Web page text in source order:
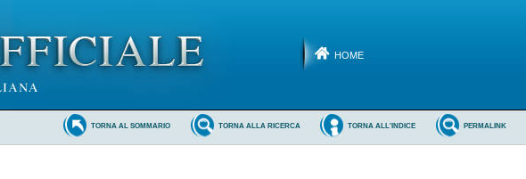
HOME
PERMALINK
TORNA ALL'INDICE
TORNA ALLA RICERCA
TORNA AL SOMMARIO